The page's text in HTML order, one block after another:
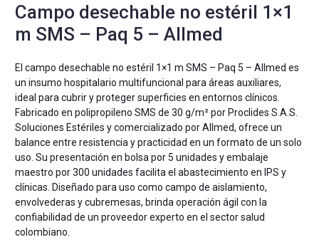
Campo desechable no estéril 1×1
m SMS – Paq 5 – Allmed
El campo desechable no estéril 1×1 m SMS – Paq 5 – Allmed es
un insumo hospitalario multifuncional para áreas auxiliares,
ideal para cubrir y proteger superficies en entornos clínicos.
Fabricado en polipropileno SMS de 30 g/m² por Proclides S.A.S.
Soluciones Estériles y comercializado por Allmed, ofrece un
balance entre resistencia y practicidad en un formato de un solo
uso. Su presentación en bolsa por 5 unidades y embalaje
maestro por 300 unidades facilita el abastecimiento en IPS y
clínicas. Diseñado para uso como campo de aislamiento,
envolvederas y cubremesas, brinda operación ágil con la
confiabilidad de un proveedor experto en el sector salud
colombiano.